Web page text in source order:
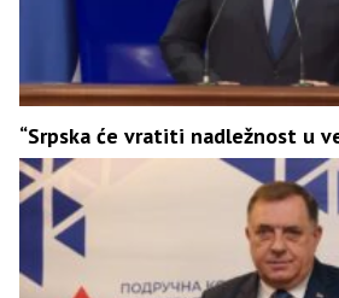
“Srpska će vratiti nadležnost u